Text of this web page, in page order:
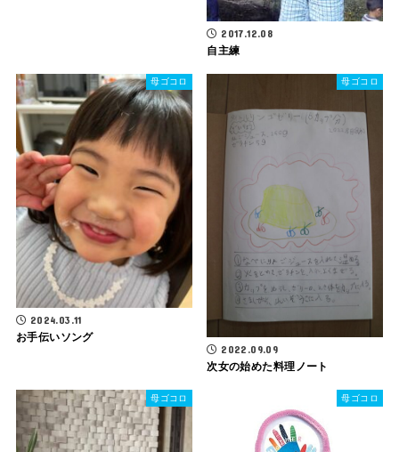
2017.12.08
自主練
母ゴコロ
2024.03.11
お手伝いソング
母ゴコロ
2022.09.09
次女の始めた料理ノート
母ゴコロ 母ゴコロ